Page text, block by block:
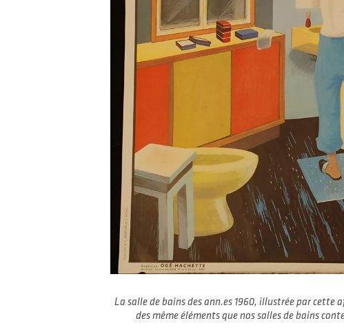
La salle de bains des ann.es 1960, illustrée par cette
des même éléments que nos salles de bains